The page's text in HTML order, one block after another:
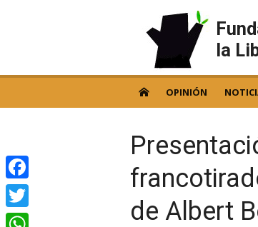
la
OPINIÓN
de Albert
Facebook
Twitter